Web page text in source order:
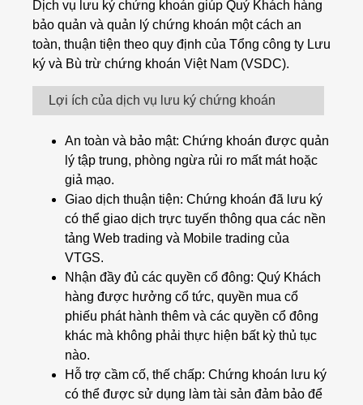
Dịch vụ lưu ký chứng khoán giúp Quý Khách hàng
bảo quản và quản lý chứng khoán một cách an
toàn, thuận tiện theo quy định của Tổng công ty Lưu
ký và Bù trừ chứng khoán Việt Nam (VSDC).
Lợi ích của dịch vụ lưu ký chứng khoán
An toàn và bảo mật: Chứng khoán được quản
lý tập trung, phòng ngừa rủi ro mất mát hoặc
giả mạo.
Giao dịch thuận tiện: Chứng khoán đã lưu ký
có thể giao dịch trực tuyến thông qua các nền
tảng Web trading và Mobile trading của
VTGS.
Nhận đầy đủ các quyền cổ đông: Quý Khách
hàng được hưởng cổ tức, quyền mua cổ
phiếu phát hành thêm và các quyền cổ đông
khác mà không phải thực hiện bất kỳ thủ tục
nào.
Hỗ trợ cầm cố, thế chấp: Chứng khoán lưu ký
có thể được sử dụng làm tài sản đảm bảo để